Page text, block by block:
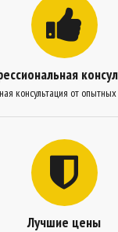
консультация от
Лучшие цены